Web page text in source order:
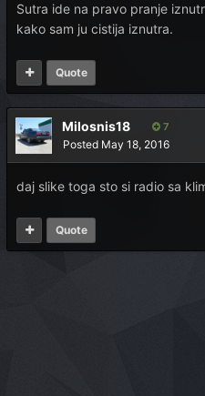
Sutra ide na pravo pranje
kako sam ju cistija iznutra.
Quote
Milosnis18 7
Posted May 18, 2016
daj slike toga sto si radio sa
Quote